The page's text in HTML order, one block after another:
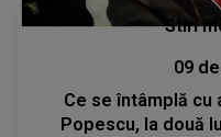
Stiri
09
Ce se întâmplă cu
Popescu, la două